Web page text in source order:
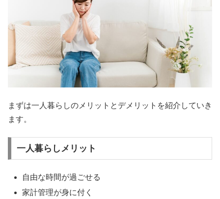
まずは一人暮らしのメリットとデメリットを紹介していき
ます。
一人暮らしメリット
自由な時間が過ごせる
家計管理が身に付く